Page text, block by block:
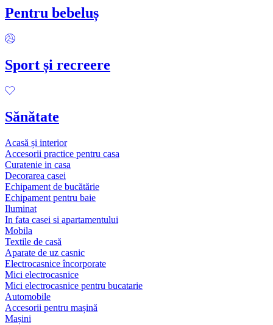
Pentru bebeluș
Sport și recreere
Sănătate
Acasă și interior
Accesorii practice pentru casa
Curatenie in casa
Decorarea casei
Echipament de bucătărie
Echipament pentru baie
Iluminat
In fata casei si apartamentului
Mobila
Textile de casă
Aparate de uz casnic
Electrocasnice încorporate
Mici electrocasnice
Mici electrocasnice pentru bucatarie
Automobile
Accesorii pentru mașină
Mașini